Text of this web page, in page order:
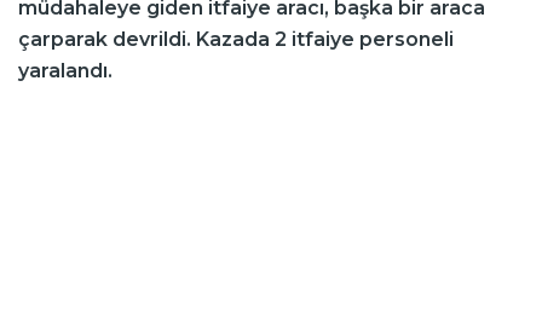
müdahaleye giden itfaiye aracı, başka bir araca
çarparak devrildi. Kazada 2 itfaiye personeli
yaralandı.